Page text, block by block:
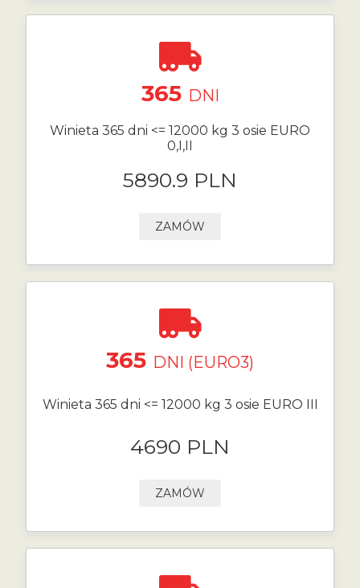
365 DNI
Winieta 365 dni <= 12000 kg 3 osie EURO
0,I,II
5890.9 PLN
ZAMÓW
365 DNI (EURO3)
Winieta 365 dni <= 12000 kg 3 osie EURO III
4690 PLN
ZAMÓW